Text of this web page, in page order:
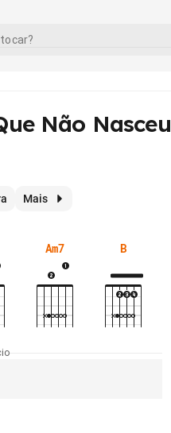
Não Nasceu
Mais
Am7 B